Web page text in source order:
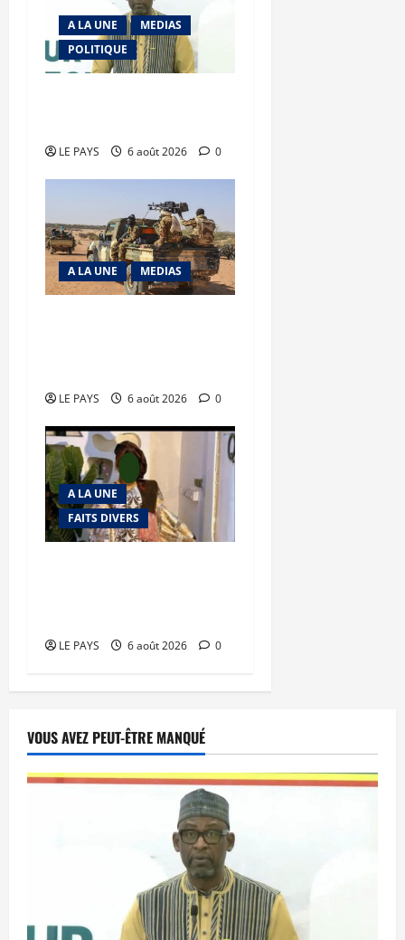
A LA UNE
MEDIAS
POLITIQUE
LE PAYS 6 août 2026 0
A LA UNE MEDIAS
LE PAYS 6 août 2026 0
A LA UNE
FAITS DIVERS
LE PAYS 6 août 2026 0
VOUS AVEZ PEUT-ÊTRE MANQUÉ